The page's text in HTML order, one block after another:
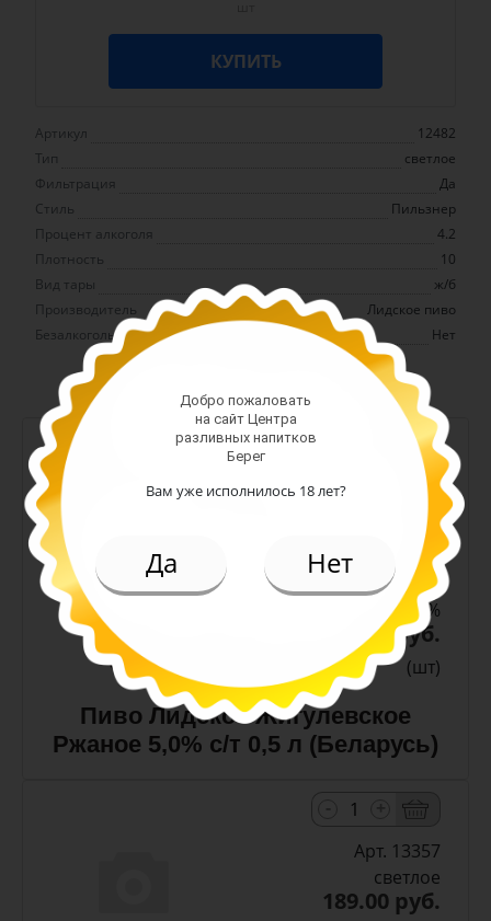
КУПИТЬ
Артикул
12482
Тип
светлое
Фильтрация
Да
Стиль
Пильзнер
Процент алкоголя
4.2
Плотность
10
Вид тары
ж/б
Производитель
Лидское пиво
Безалкогольное
Нет
Арт. 10990
темное
Алк: 5%
Плотность: 11.6%
186.00 руб.
(шт)
Пиво Лидское Жигулевское
Ржаное 5,0% с/т 0,5 л (Беларусь)
Арт. 13357
светлое
189.00 руб.
Добро пожаловать
на сайт Центра
разливных напитков
Берег
Вам уже исполнилось 18 лет?
Да Нет